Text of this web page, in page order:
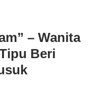
– Wanita
Beri